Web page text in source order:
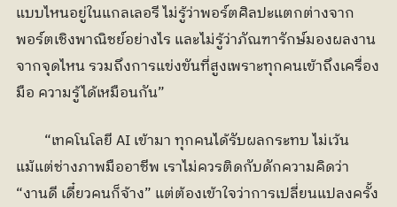
แบบไหนอยู่ในแกลเลอรี ไม่รู้ว่าพอร์ตศิลปะแตกต่างจาก
พอร์ตเชิงพาณิชย์อย่างไร และไม่รู้ว่าภัณฑารักษ์มองผลงาน
จากจุดไหน รวมถึงการแข่งขันที่สูงเพราะทุกคนเข้าถึงเครื่อง
มือ ความรู้ได้เหมือนกัน”
แม้แต่ช่างภาพมืออาชีพ เราไม่ควรติดกับดักความคิดว่า
“งานดี เดี๋ยวคนก็จ้าง” แต่ต้องเข้าใจว่าการเปลี่ยนแปลงครั้ง